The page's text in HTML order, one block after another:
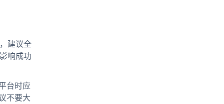
建议全
响成功
台时应
不要大